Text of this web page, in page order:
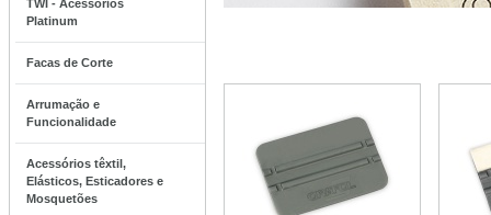
TWI - Acessórios
Platinum
Facas de Corte
Arrumação e
Funcionalidade
Acessórios têxtil,
Elásticos, Esticadores e
Mosquetões